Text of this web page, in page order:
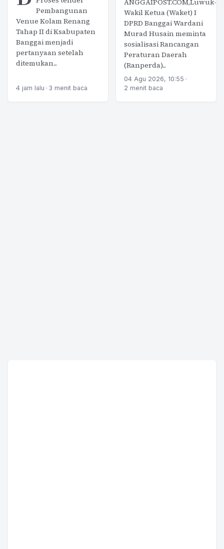
Pembangunan
Venue Kolam Renang
Tahap II di Ksabupaten
Banggai menjadi
pertanyaan setelah
ditemukan...
4 jam lalu • 3 menit baca
ANGGAIPOST.COM,Luwuk-
Wakil Ketua (Waket) I
DPRD Banggai Wardani
Murad Husain meminta
sosialisasi Rancangan
Peraturan Daerah
(Ranperda)...
04 Agu 2026, 10:55 •
2 menit baca